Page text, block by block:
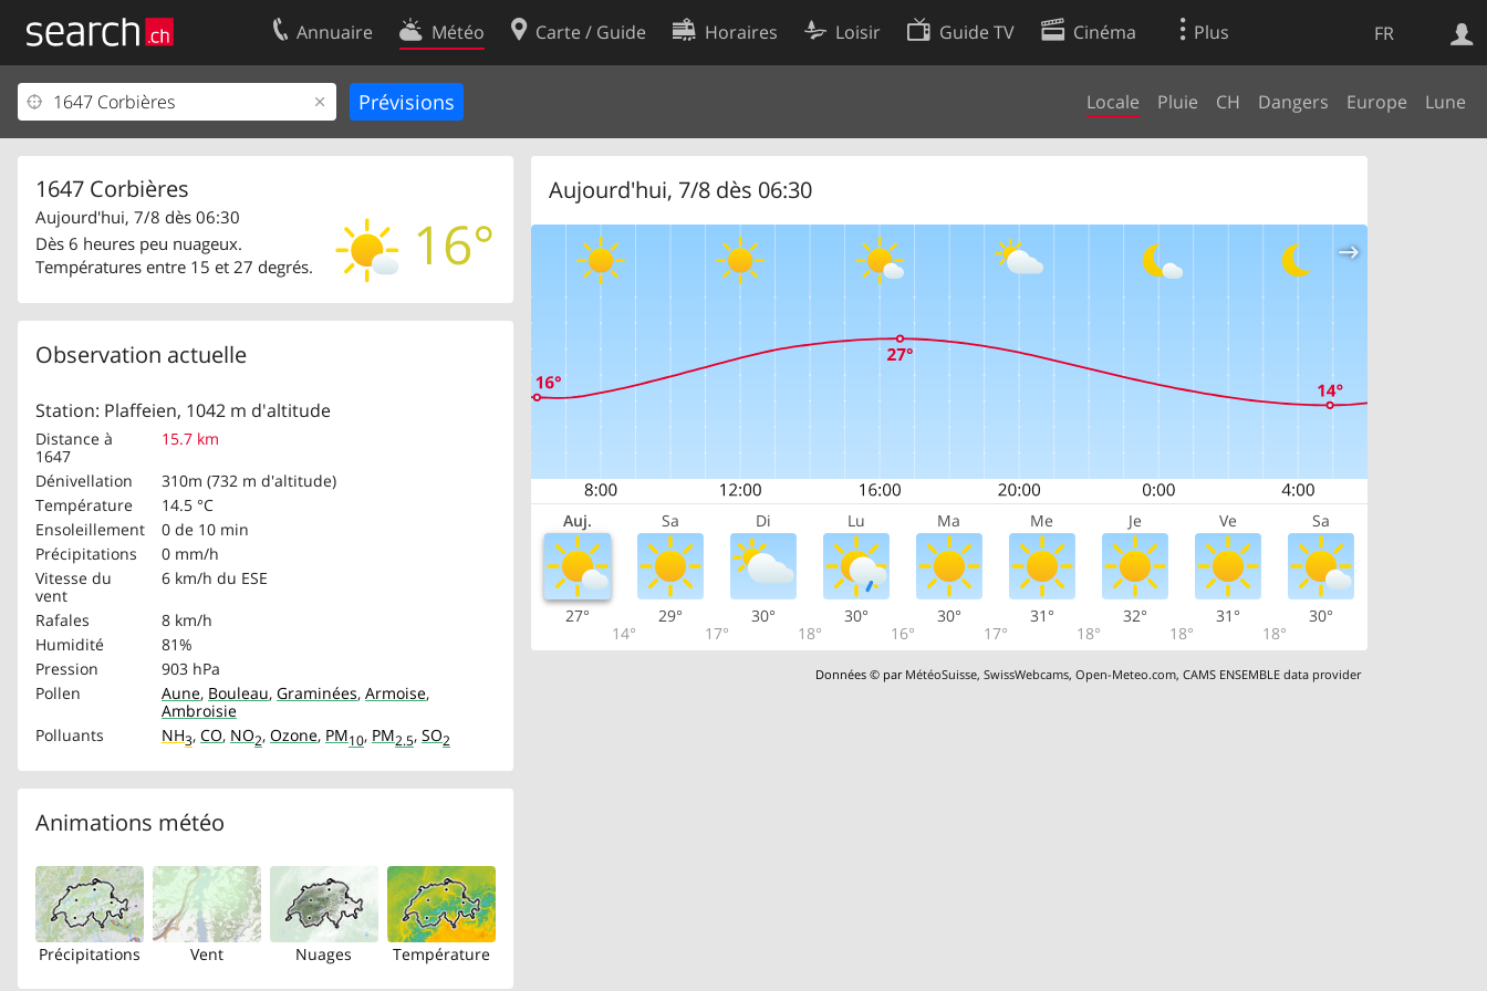
FR
Annuaire Météo Carte / Guide Horaires Loisir Guide TV Cinéma Plus
Locale Pluie CH Dangers Europe Lune
1647 Corbières
16°
Aujourd'hui, 7/8 dès 06:30
Dès 6 heures peu nuageux.
Températures entre 15 et 27 degrés.
Observation actuelle
Station: Plaffeien, 1042 m d'altitude
Distance à
1647
15.7 km
Dénivellation
310m (732 m d'altitude)
Température
14.5 °C
Ensoleillement
0 de 10 min
Précipitations
0 mm/h
Vitesse du
vent
6 km/h du ESE
Rafales
8 km/h
Humidité
81%
Pression
903 hPa
Pollen
Aune, Bouleau, Graminées, Armoise,
Ambroisie
Polluants
NH3, CO, NO2, Ozone, PM10, PM2.5, SO2
Animations météo
Précipitations Vent Nuages Température
Aujourd'hui, 7/8 dès 06:30
Auj. Sa Di Lu Ma Me Je Ve Sa
27°
14°
29°
17°
30°
18°
30°
16°
30°
17°
31°
18°
32°
18°
31°
18°
30°
Données © par MétéoSuisse,SwissWebcams,Open-Meteo.com,CAMS ENSEMBLE data provider
Web
Votre inscription
Centre clients
Mentions Légales
Contact
Conditions d’utilisation
Préférences de cookies